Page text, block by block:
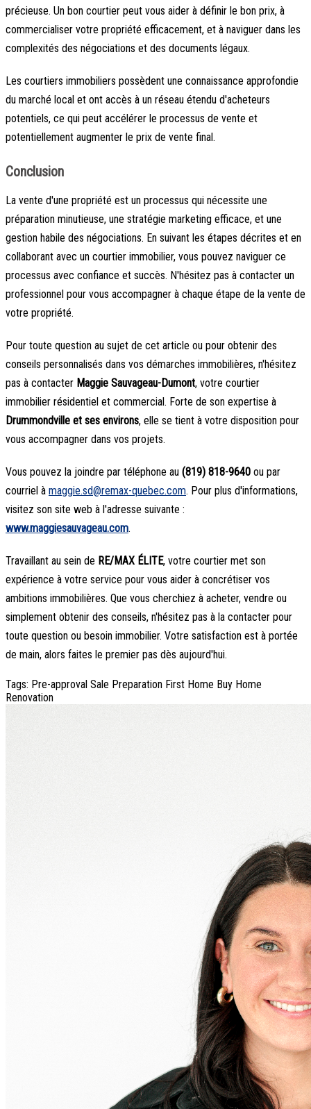
précieuse. Un bon courtier peut vous aider à définir le bon prix, à
commercialiser votre propriété efficacement, et à naviguer dans les
complexités des négociations et des documents légaux.
Les courtiers immobiliers possèdent une connaissance approfondie
du marché local et ont accès à un réseau étendu d'acheteurs
potentiels, ce qui peut accélérer le processus de vente et
potentiellement augmenter le prix de vente final.
Conclusion
La vente d'une propriété est un processus qui nécessite une
préparation minutieuse, une stratégie marketing efficace, et une
gestion habile des négociations. En suivant les étapes décrites et en
collaborant avec un courtier immobilier, vous pouvez naviguer ce
processus avec confiance et succès. N'hésitez pas à contacter un
professionnel pour vous accompagner à chaque étape de la vente de
votre propriété.
Pour toute question au sujet de cet article ou pour obtenir des
conseils personnalisés dans vos démarches immobilières, n'hésitez
pas à contacter Maggie Sauvageau-Dumont, votre courtier
immobilier résidentiel et commercial. Forte de son expertise à
Drummondville et ses environs, elle se tient à votre disposition pour
vous accompagner dans vos projets.
Vous pouvez la joindre par téléphone au (819) 818-9640 ou par
courriel à maggie.sd@remax-quebec.com. Pour plus d'informations,
visitez son site web à l'adresse suivante :
www.maggiesauvageau.com.
Travaillant au sein de RE/MAX ÉLITE, votre courtier met son
expérience à votre service pour vous aider à concrétiser vos
ambitions immobilières. Que vous cherchiez à acheter, vendre ou
simplement obtenir des conseils, n'hésitez pas à la contacter pour
toute question ou besoin immobilier. Votre satisfaction est à portée
de main, alors faites le premier pas dès aujourd'hui.
Tags: Pre-approval Sale Preparation First Home Buy Home
Renovation